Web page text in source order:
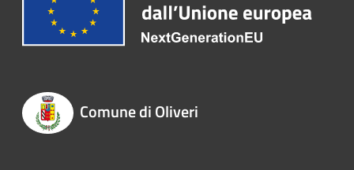
Comune di Oliveri